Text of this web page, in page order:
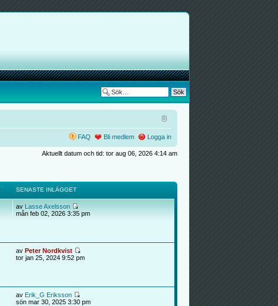
FAQ Bli medlem Logga in
Aktuellt datum och tid: tor aug 06, 2026 4:14 am
SENASTE INLÄGGET
av Lasse Axelsson
mån feb 02, 2026 3:35 pm
av Peter Nordkvist
tor jan 25, 2024 9:52 pm
av Erik_G Eriksson
sön mar 30, 2025 3:30 pm